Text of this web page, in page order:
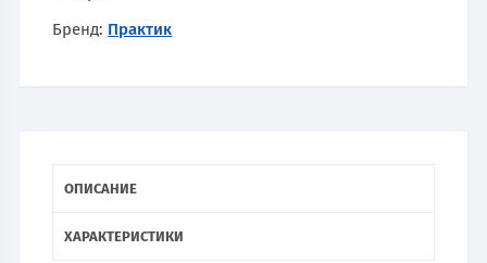
Бренд: Практик
ОПИСАНИЕ
ХАРАКТЕРИСТИКИ